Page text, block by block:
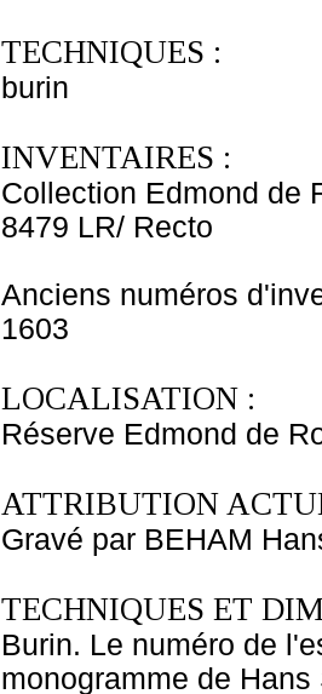
TECHNIQUES :
burin
INVENTAIRES :
Collection Edmond de
8479 LR/ Recto
Anciens numéros
1603
LOCALISATION :
Réserve Edmond de
ATTRIBUTION
Gravé par BEHAM
TECHNIQUES ET
Burin. Le numéro de
monogramme de